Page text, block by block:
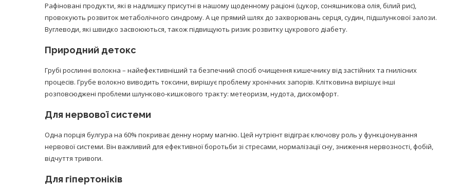
Рафіновані продукти, які в надлишку присутні в нашому щоденному раціоні (цукор, соняшникова олія, білий рис),
провокують розвиток метаболічного синдрому. А це прямий шлях до захворювань серця, судин, підшлункової залози.
Вуглеводи, які швидко засвоюються, також підвищують ризик розвитку цукрового діабету.
Природний детокс
Грубі рослинні волокна – найефективніший та безпечний спосіб очищення кишечнику від застійних та гнилісних
процесів. Грубе волокно виводить токсини, вирішує проблему хронічних запорів. Клітковина вирішує інші
розповсюджені проблеми шлунково-кишкового тракту: метеоризм, нудота, дискомфорт.
Для нервової системи
Одна порція булгура на 60% покриває денну норму магнію. Цей нутрієнт відіграє ключову роль у функціонування
нервової системи. Він важливий для ефективної боротьби зі стресами, нормалізації сну, зниження нервозності, фобій,
відчуття тривоги.
Для гіпертоніків